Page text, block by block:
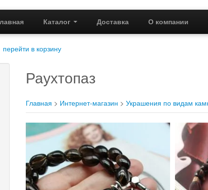
Каталог Доставка О компании
перейти в корзину
Раухтопаз
Главная > Интернет-магазин >Украшения по видам